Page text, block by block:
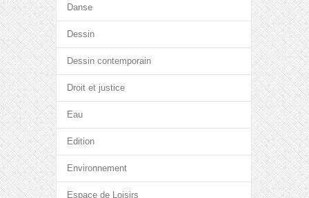
Danse
Dessin
Dessin contemporain
Droit et justice
Eau
Edition
Environnement
Espace de Loisirs